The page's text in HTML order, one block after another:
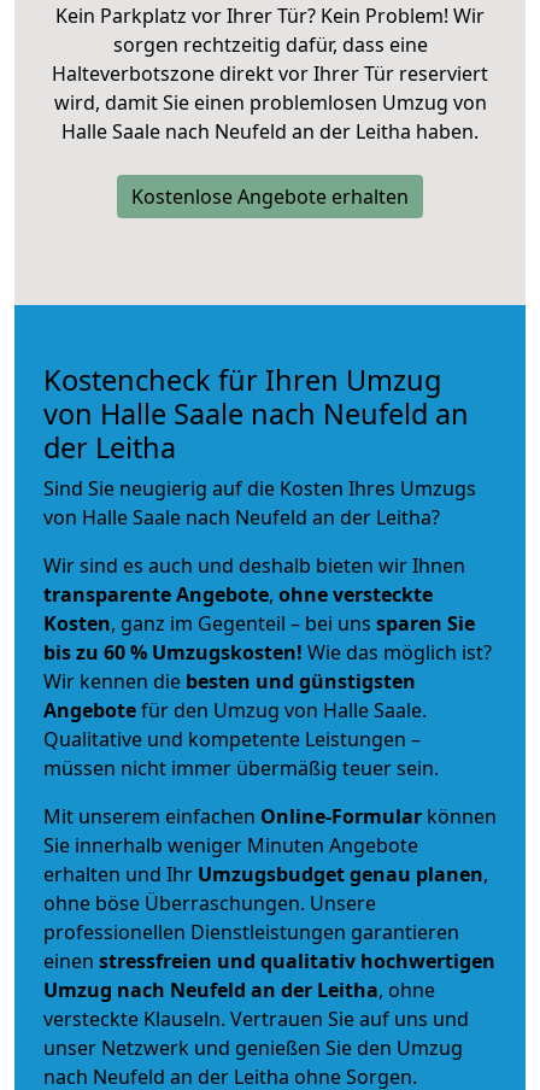
Kein Parkplatz vor Ihrer Tür? Kein Problem! Wir
sorgen rechtzeitig dafür, dass eine
Halteverbotszone direkt vor Ihrer Tür reserviert
wird, damit Sie einen problemlosen Umzug von
Halle Saale nach Neufeld an der Leitha haben.
Kostenlose Angebote erhalten
Kostencheck für Ihren Umzug
von Halle Saale nach Neufeld an
der Leitha
Sind Sie neugierig auf die Kosten Ihres Umzugs
von Halle Saale nach Neufeld an der Leitha?
Wir sind es auch und deshalb bieten wir Ihnen
transparente Angebote, ohne versteckte
Kosten, ganz im Gegenteil – bei uns sparen Sie
bis zu 60 % Umzugskosten! Wie das möglich ist?
Wir kennen die besten und günstigsten
Angebotefür den Umzug von Halle Saale.
Qualitative und kompetente Leistungen –
müssen nicht immer übermäßig teuer sein.
Mit unserem einfachen Online-Formular können
Sie innerhalb weniger Minuten Angebote
erhalten und Ihr Umzugsbudgetgenau planen,
ohne böse Überraschungen. Unsere
professionellen Dienstleistungen garantieren
einen stressfreien und qualitativ hochwertigen
Umzug nach Neufeld an der Leitha, ohne
versteckte Klauseln. Vertrauen Sie auf uns und
unser Netzwerk und genießen Sie den Umzug
nach Neufeld an der Leitha ohne Sorgen.